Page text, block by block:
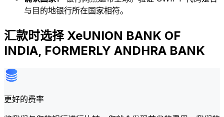
与目的地银行所在国家相符。
汇款时选择 XeUNION BANK OF
INDIA, FORMERLY ANDHRA BANK
更好的费率